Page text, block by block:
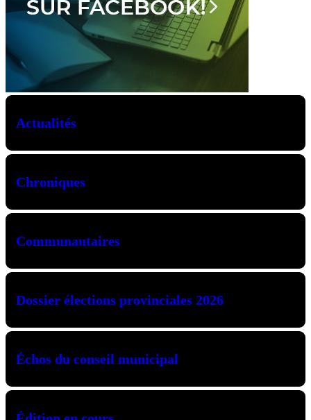
Actualités
Chroniques
Communautaires
Dossier élections provinciales 2026
Échos du conseil municipal